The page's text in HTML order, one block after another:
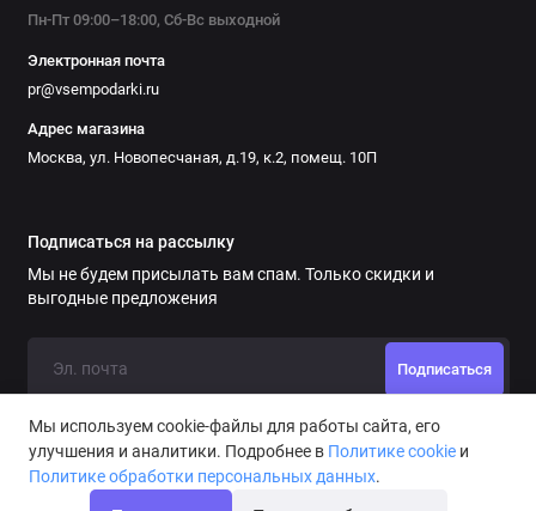
Пн-Пт 09:00–18:00, Сб-Вс выходной
Электронная почта
pr@vsempodarki.ru
Адрес магазина
Москва, ул. Новопесчаная, д.19, к.2, помещ. 10П
Подписаться на рассылку
Мы не будем присылать вам спам. Только скидки и
выгодные предложения
Подписаться
Мы используем cookie-файлы для работы сайта, его
улучшения и аналитики. Подробнее в Политике cookie и
Политике обработки персональных данных.